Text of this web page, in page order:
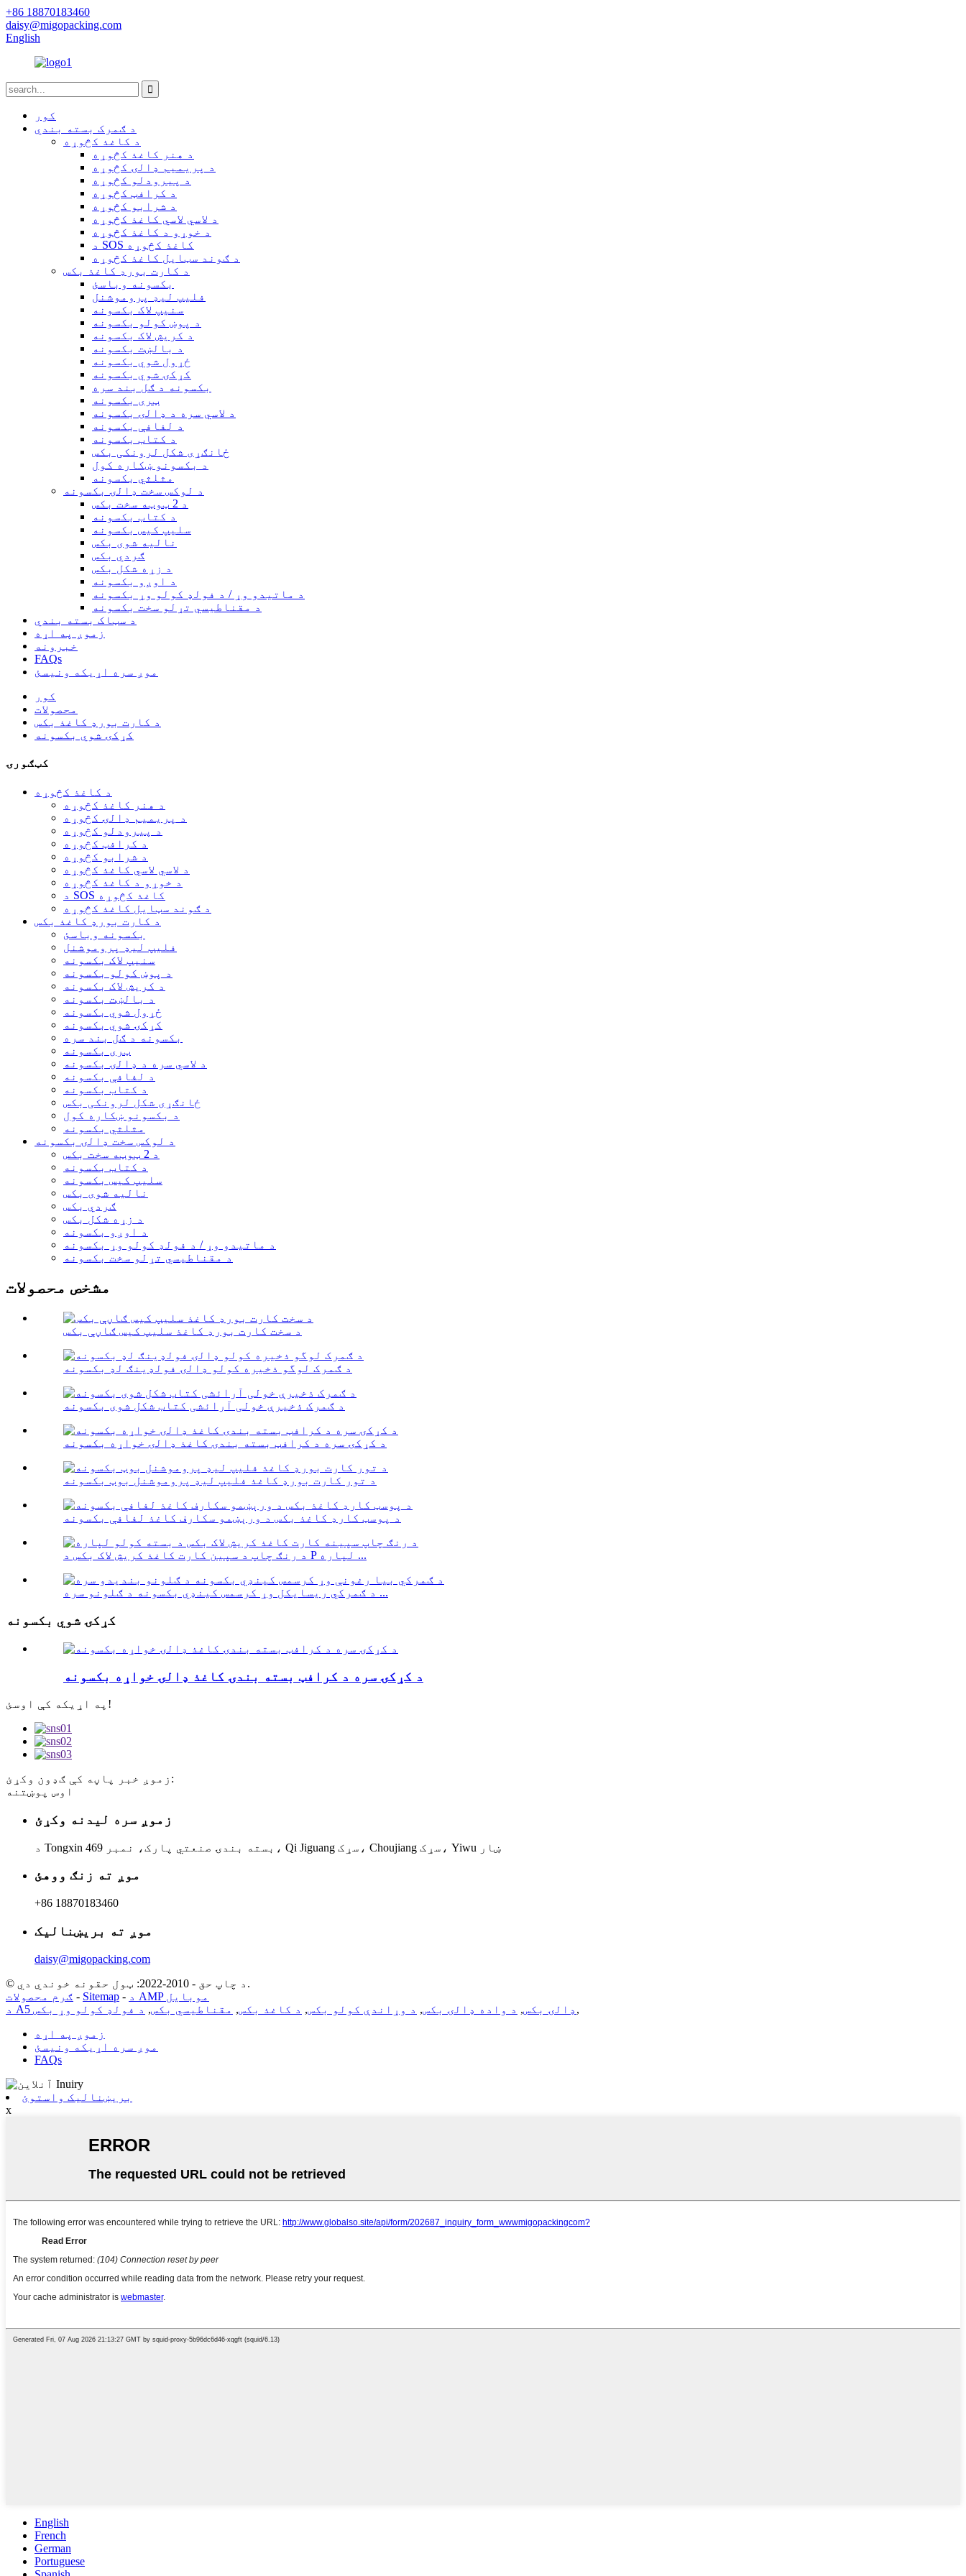
+86 18870183460
daisy@migopacking.com
English
کور
د ګمرک بسته بندي
د کاغذ کڅوړه
د هنر کاغذ کڅوړه
د پریمیم ډالۍ کڅوړه
د پیرودلو کڅوړه
د کرافټ کڅوړه
د شرابو کڅوړه
د لاسي لاسي کاغذ کڅوړه
د خوړو د کاغذ کڅوړه
د SOS کاغذ کڅوړه
د ګوند سټایل کاغذ کڅوړه
د کارت بورډ کاغذ بکس
بکسونه وباسئ
فلیپ لیډ پروموشنل
سنیپ لاک بکسونه
د پوښ کولو بکسونه
د کریش لاک بکسونه
د بالښت بکسونه
ځړول شوي بکسونه
کړکۍ شوي بکسونه
بکسونه د ګل بند سره
ټری بکسونه
د لاسي سره د ډالۍ بکسونه
د لفافې بکسونه
د کتاب بکسونه
ځانګړی شکل لرونکی بکس
د بکسونو ښکاره کول
مثلثي بکسونه
د لوکس سخت ډالۍ بکسونه
د 2 ټوټه سخت بکس
د کتاب بکسونه
سلیپ کیس بکسونه
نالیه شوی بکس
ګردي بکس
د زړه شکل بکس
د اوږو بکسونه
د ماتیدو وړ / د فولډ کولو وړ بکسونه
د مقناطیسي تړلو سخت بکسونه
د سټاک بسته بندي
زموږ په اړه
خبرونه
FAQs
موږ سره اړیکه ونیسئ
کور
محصولات
د کارت بورډ کاغذ بکس
کړکۍ شوي بکسونه
کټګورۍ
د کاغذ کڅوړه
د هنر کاغذ کڅوړه
د پریمیم ډالۍ کڅوړه
د پیرودلو کڅوړه
د کرافټ کڅوړه
د شرابو کڅوړه
د لاسي لاسي کاغذ کڅوړه
د خوړو د کاغذ کڅوړه
د SOS کاغذ کڅوړه
د ګوند سټایل کاغذ کڅوړه
د کارت بورډ کاغذ بکس
بکسونه وباسئ
فلیپ لیډ پروموشنل
سنیپ لاک بکسونه
د پوښ کولو بکسونه
د کریش لاک بکسونه
د بالښت بکسونه
ځړول شوي بکسونه
کړکۍ شوي بکسونه
بکسونه د ګل بند سره
ټری بکسونه
د لاسي سره د ډالۍ بکسونه
د لفافې بکسونه
د کتاب بکسونه
ځانګړی شکل لرونکی بکس
د بکسونو ښکاره کول
مثلثي بکسونه
د لوکس سخت ډالۍ بکسونه
د 2 ټوټه سخت بکس
د کتاب بکسونه
سلیپ کیس بکسونه
نالیه شوی بکس
ګردي بکس
د زړه شکل بکس
د اوږو بکسونه
د ماتیدو وړ / د فولډ کولو وړ بکسونه
د مقناطیسي تړلو سخت بکسونه
مشخص محصولات
د سخت کارت بورډ کاغذ سلیپ کیس ګاڼې بکس
د ګمرک لوگو ذخیره کولو ډالۍ فولډینګ لډ بکسونه
د ګمرک ذخیرې خولی آرائشی کتاب شکل شوی بکسونه
د کړکۍ سره د کرافټ بسته بندۍ کاغذ ډالۍ خواړه بکسونه
د تور کارت بورډ کاغذ فلیپ لیډ پروموشنل بوټ بکسونه
د پوسټ کارډ کاغذ بکس د ورېښمو سکارف کاغذ لفافې بکسونه
د رنګ چاپ د سپین کارت کاغذ کریش لاک بکس د P لپاره ...
د ګمرکي ریسایکل وړ کرسمس کینډي بکسونه د ګلونو سره ...
کړکۍ شوي بکسونه
د کړکۍ سره د کرافټ بسته بندۍ کاغذ ډالۍ خواړه بکسونه
په اړیکه کې اوسئ!
زموږ خبر پاڼه کې ګډون وکړئ:
اوس پوښتنه
زموږ سره لیدنه وکړئ
د Tongxin بسته بندۍ صنعتي پارک، نمبر 469، Qi Jiguang سړک، Choujiang سړک، Yiwu ښار
موږ ته زنګ ووهئ
+86 18870183460
موږ ته بریښنالیک
daisy@migopacking.com
© د چاپ حق - 2010-2022: ټول حقونه خوندي دي.
ګرم محصولات - Sitemap -
د AMP موبایل
د A5 ډالۍ بکس, د واده ډالۍ بکس, د وړاندې کولو بکس, د کاغذ بکس, مقناطیسي بکس, د فولډ کولو وړ بکس
,
زموږ په اړه
موږ سره اړیکه ونیسئ
FAQs
بریښنالیک واستوئ
x
English
French
German
Portuguese